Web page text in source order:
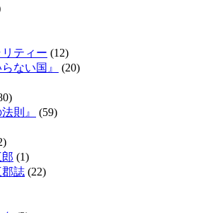
ティー (12)
ない国』
(20)
則』
(59)
(1)
誌 (22)